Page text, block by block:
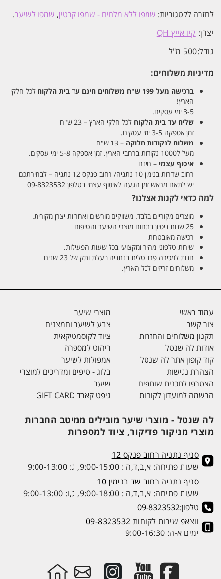
לחזרה לקטגוריות: שמפו ללא מלחים - שמפו קרטין, שמפו לשיער.
יצרן: קיו אייץ QH
גודל:500 מ"ל
מדיניות משלוחים:
ברכישה מעל 199 ש"ח משלוחים חינם עד בית הלקוח לכל חלקי
הארץ!
3-5 ימי עסקים.
שליח עד בית הלקוח לכל חלקי הארץ – 23 ש"ח
זמן אספקה 3-5 ימי עסקים.
משלוח לנקודות חלוקה – 13 ש"ח
מעל ל1000 נקודות ברחבי הארץ. זמן אספקה 5-8 ימי עסקים.
איסוף עצמי – חינם
רחוב שדרות בנימין 10 נתניה/ רחוב פנקס 12 נתניה – לבחירתכם
יש לתאם מראש זמן הגעה לאיסוף עצמי בטלפון 09-8323532
למה כדאי לקנות אצלנו?
מוצרים מקוריים בלבד. משווקים מורשים ואחריות יצרן מקורית.
25 שנות ניסיון בתחום מוצרי השיער והטיפוח
רכישה מאובטחת
שירות טלפוני מהיר ומקצועי בכל שעות הפעילות.
חנות למכירה פרונטלית בנתניה בעלת ותק של 23 שנים
משלוחים זריזים לכל הארץ.
עמוד ראשי
צור קשר
תקנון משלוחים והחזרות
אודות לה שנטל
קוד קופון אתר לה שנטל
הצהרת נגישות
הצטרפו לתכנית שותפים
הרשמה למועדון לקוחות
מוצרי שיער
צבע לשיער וחמצנים
ציוד לקוסמטיקאית
ריהוט למספרה
אמפולות לשיער
בלוג - טיפים ומדריכים למוצרי
שיער
גיפט קארד GIFT CARD
לה שנטל - מוצרי שיער מובילים ממיטב החברות
מוצרי מניקור פדיקור, ציוד למספרות
סניף נתניה רחוב פנקס 12
שעות פתיחה: א,ב,ד,ה : 9:00-15:00, ג: 9:00-13:00
סניף נתניה רחוב שד בנימין 10
שעות פתיחה: א,ב,ד,ה : 9:00-18:00, ג,ו: 9:00-13:00
טלפון:09-8323532
ווצאפ שירות לקוחות 09-8323532
ימים א-ה: 9:00-16:30